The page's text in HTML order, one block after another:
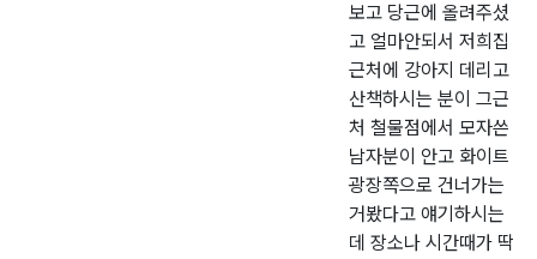
보고 당근에 올려주셨
고 얼마안되서 저희집
근처에 강아지 데리고
산책하시는 분이 그근
처 철물점에서 모자쓴
남자분이 안고 화이트
광장쪽으로 건너가는
거봤다고 얘기하시는
데 장소나 시간때가 딱